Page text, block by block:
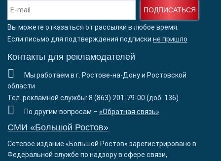
ПОДПИСАТЬСЯ
Вы можете отказаться от рассылки в любое время.
Если письмо для подтверждения подписки не пришло
Контакты для рекламодателей
Мы работаем в г. Ростове-на-Дону и Ростовской
области
Тел. рекламной службы: 8 (863) 201-79-00 (доб. 136)
По другим вопросам – «Обратная связь»
СМИ «Большой Ростов»
Сетевое издание «Большой Ростов» зарегистрировано в
Федеральной службе по надзору в сфере связи,